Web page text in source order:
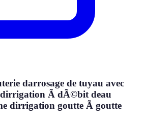
darrosage de tuyau avec
Ã dÃ©bit deau
dirrigation goutte Ã goutte